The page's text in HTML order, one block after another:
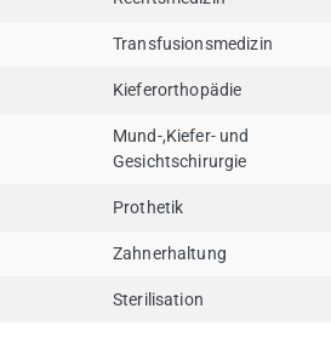
Transfusionsmedizin
Kieferorthopädie
Mund-,Kiefer- und
Gesichtschirurgie
Prothetik
Zahnerhaltung
Sterilisation